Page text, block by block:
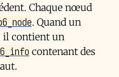
Chaque nœud
. Quand un
il contient un
contenant des